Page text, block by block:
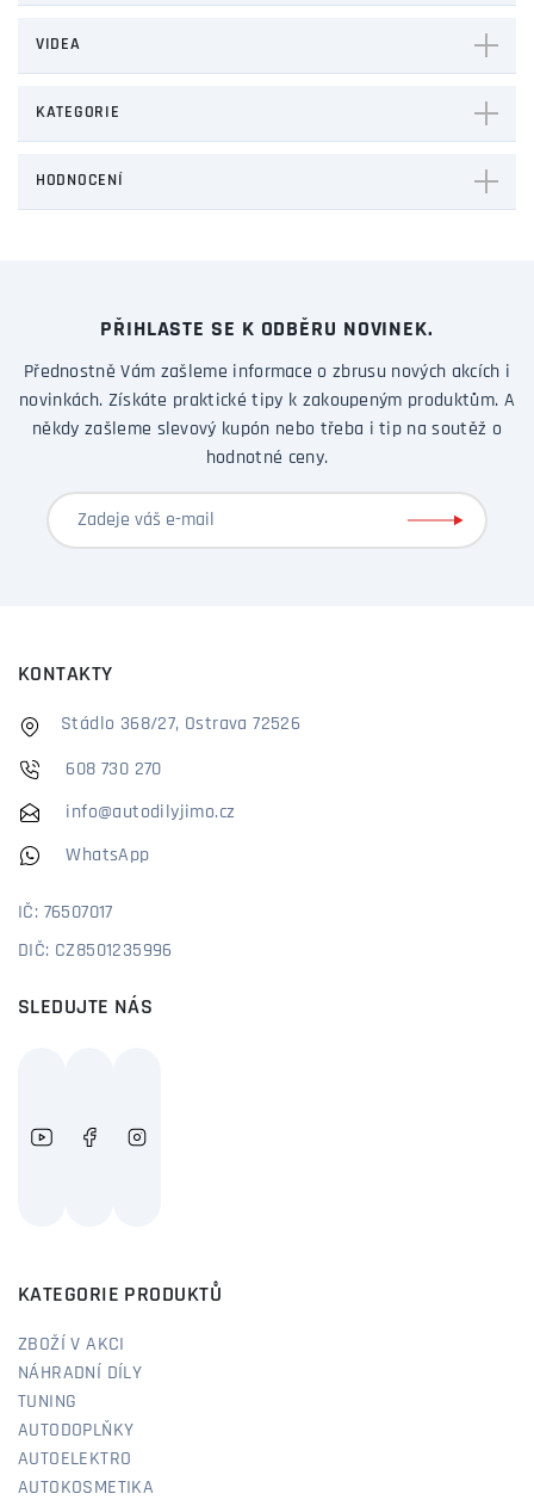
VIDEA
KATEGORIE
HODNOCENÍ
PŘIHLASTE SE K ODBĚRU NOVINEK.
Přednostně Vám zašleme informace o zbrusu nových akcích i
novinkách. Získáte praktické tipy k zakoupeným produktům. A
někdy zašleme slevový kupón nebo třeba i tip na soutěž o
hodnotné ceny.
KONTAKTY
Stádlo 368/27, Ostrava 72526
608 730 270
info@autodilyjimo.cz
WhatsApp
IČ: 76507017
DIČ: CZ8501235996
SLEDUJTE NÁS
KATEGORIE PRODUKTŮ
ZBOŽÍ V AKCI
NÁHRADNÍ DÍLY
TUNING
AUTODOPLŇKY
AUTOELEKTRO
AUTOKOSMETIKA